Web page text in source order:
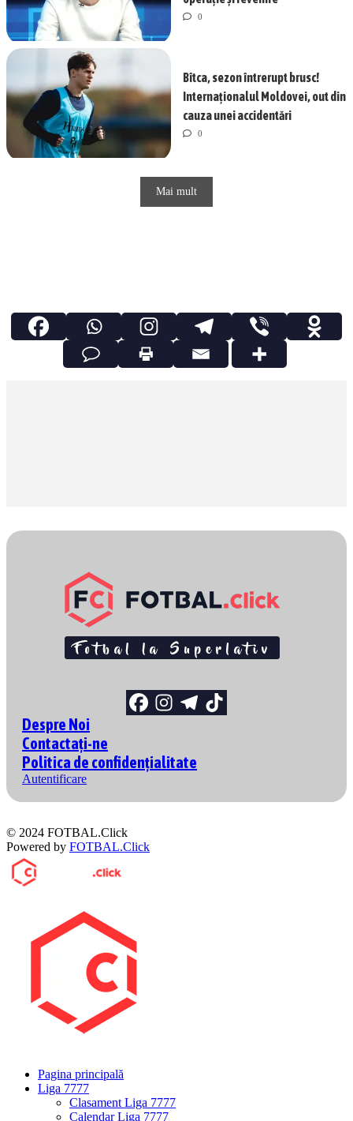
0
Bîtca, sezon întrerupt brusc!
Internaționalul Moldovei, out din
cauza unei accidentări
0
Mai mult
Despre Noi
Contactați-ne
Politica de confidențialitate
Autentificare
© 2024 FOTBAL.Click
Powered by FOTBAL.Click
Pagina principală
Liga 7777
Clasament Liga 7777
Calendar Liga 7777